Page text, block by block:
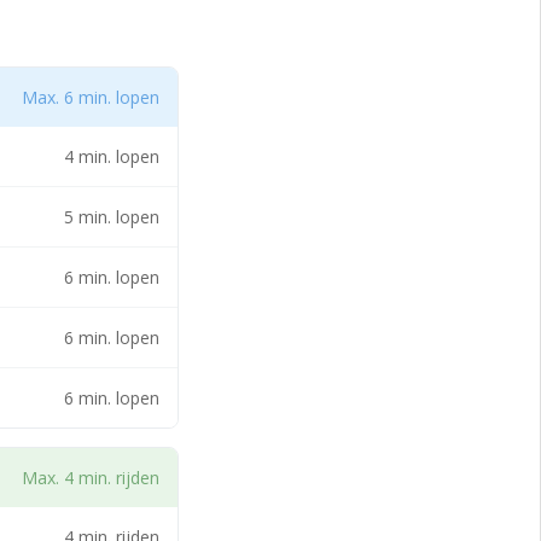
het
dat zich
het
winkelend
terrassen
een goed
voorzieningen
loopafstand
Max. 6 min. lopen
4 min. lopen
5 min. lopen
6 min. lopen
6 min. lopen
6 min. lopen
Max. 4 min. rijden